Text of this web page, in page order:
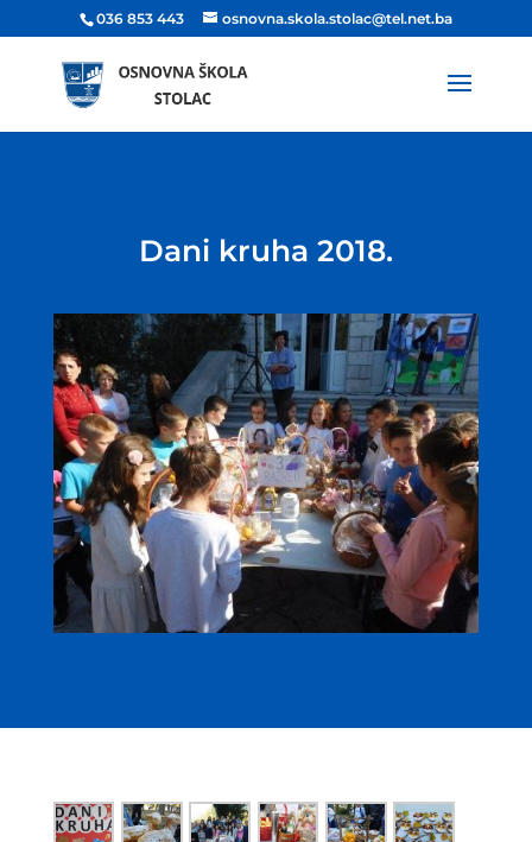
036 853 443 osnovna.skola.stolac@tel.net.ba
Dani kruha 2018.